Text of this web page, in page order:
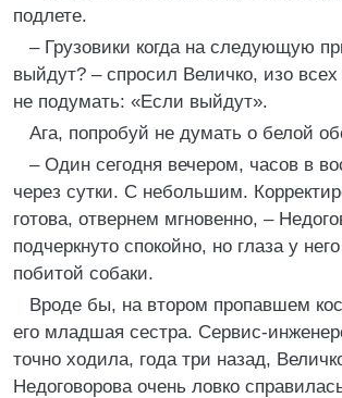
подлете.
– Грузовики когда на следующую
выйдут? – спросил Величко, изо всех
не подумать: «Если выйдут».
Ага, попробуй не думать о белой
– Один сегодня вечером, часов в
через сутки. С небольшим.
готова, отвернем мгновенно, –
подчеркнуто спокойно, но глаза у
побитой собаки.
Вроде бы, на втором пропавшем
его младшая сестра. Сервис-
точно ходила, года три назад,
Недоговорова очень ловко